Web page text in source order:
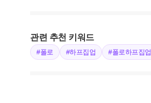
관련 추천 키워드
#폴로 #하프집업 #폴로하프집업